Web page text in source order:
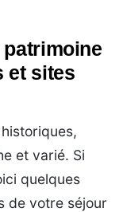
et sites
et varié. Si
quelques
de votre séjour